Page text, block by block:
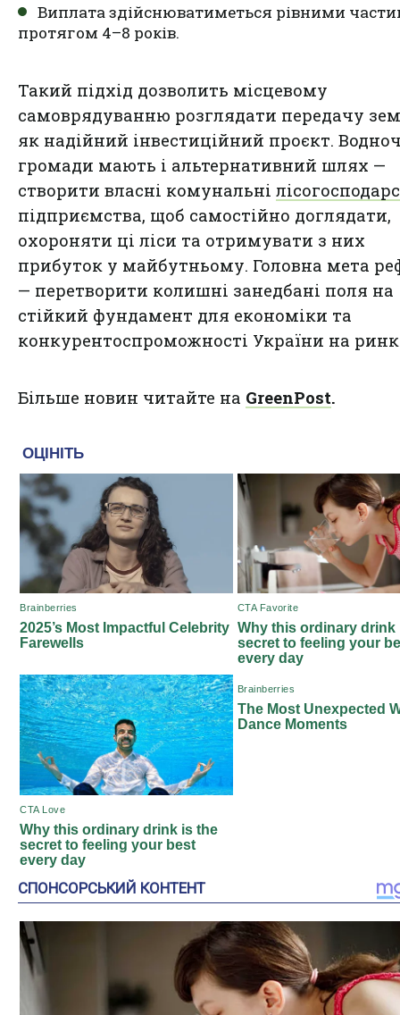
Виплата здійснюватиметься рівними
протягом 4–8 років.
Такий підхід дозволить місцевому
самоврядуванню розглядати передачу
як надійний інвестиційний проєкт.
громади мають і альтернативний шлях —
створити власні комунальні
підприємства, щоб самостійно доглядати,
охороняти ці ліси та отримувати з них
прибуток у майбутньому. Головна мета
— перетворити колишні занедбані поля на
стійкий фундамент для економіки та
конкурентоспроможності України на
Більше новин читайте на GreenPost.